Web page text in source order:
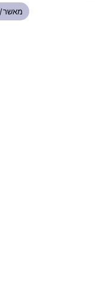
להלן מספר דוגמאות